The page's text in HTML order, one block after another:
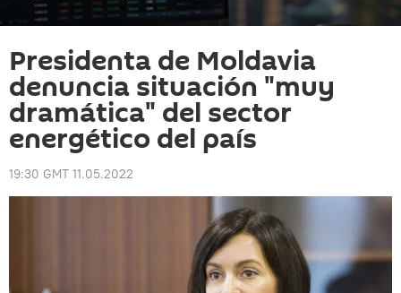
Presidenta de Moldavia
denuncia situación "muy
dramática" del sector
energético del país
19:30 GMT 11.05.2022